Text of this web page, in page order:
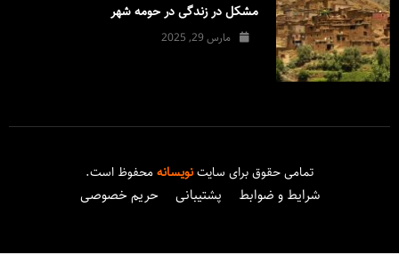
مشکل در زندگی در حومه شهر
مارس 29, 2025
تمامی حقوق برای سایتنویسانهمحفوظ است.
شرایط و ضوابط پشتیبانی حریم خصوصی